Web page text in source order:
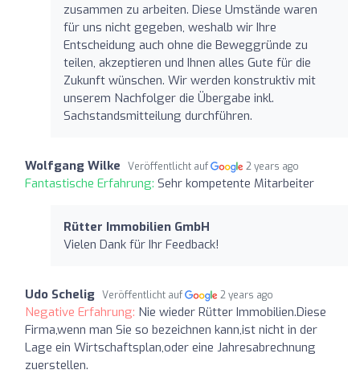
zusammen zu arbeiten. Diese Umstände waren
für uns nicht gegeben, weshalb wir Ihre
Entscheidung auch ohne die Beweggründe zu
teilen, akzeptieren und Ihnen alles Gute für die
Zukunft wünschen. Wir werden konstruktiv mit
unserem Nachfolger die Übergabe inkl.
Sachstandsmitteilung durchführen.
Wolfgang Wilke Veröffentlicht auf 2 years ago
Fantastische Erfahrung: Sehr kompetente Mitarbeiter
Rütter Immobilien GmbH
Vielen Dank für Ihr Feedback!
Udo Schelig Veröffentlicht auf 2 years ago
Negative Erfahrung: Nie wieder Rütter Immobilien.Diese
Firma,wenn man Sie so bezeichnen kann,ist nicht in der
Lage ein Wirtschaftsplan,oder eine Jahresabrechnung
zuerstellen.